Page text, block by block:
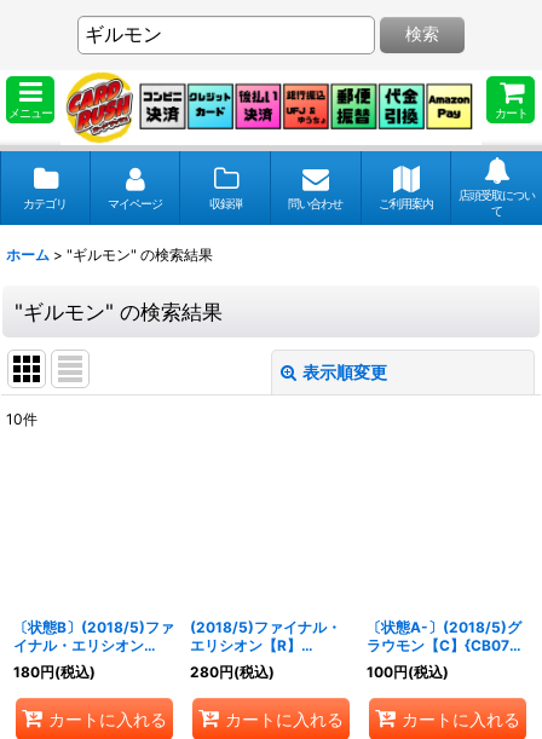
メニュー カート
検索
カテゴリ マイページ 収録弾 問い合わせ ご利用案内
店頭受取につい
て
ホーム > "ギルモン" の検索結果
"ギルモン" の検索結果
表示順変更
絞り込む
10件
〔状態B〕(2018/5)ファ
イナル・エリシオン
【R】{CB07-058}
《赤》
180円(税込)
カートに入れる
(2018/5)ファイナル・
エリシオン【R】
{CB07-058}《赤》
280円(税込)
カートに入れる
〔状態A-〕(2018/5)グ
ラウモン【C】{CB07-
004}《赤》
100円(税込)
カートに入れる